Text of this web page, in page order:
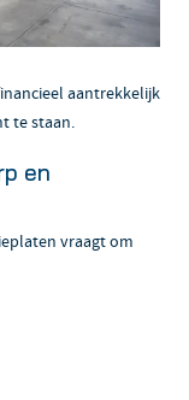
aantrekkelijk
te staan.
en
vraagt om